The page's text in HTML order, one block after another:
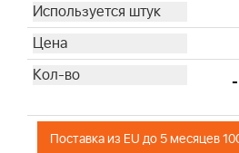
-
Поставка из EU до 5 месяцев